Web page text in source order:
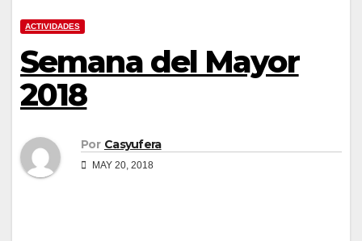
ACTIVIDADES
Semana del Mayor
2018
Por Casyufera
MAY 20, 2018